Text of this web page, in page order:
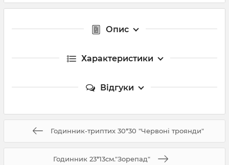
Опис
Характеристики
Відгуки
Годинник-триптих 30*30 "Червоні троянди"
Годинник 23*13см."Зорепад"